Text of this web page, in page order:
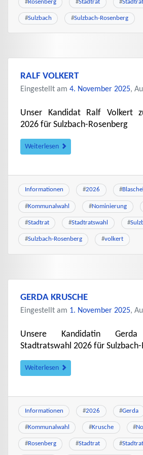
#Rosenberg #Stadtrat #
#Sulzbach #Sulzbach-Rosenberg
RALF VOLKERT
Eingestellt am 4. November 2025,
Unser Kandidat Ralf Volkert
2026 für Sulzbach-Rosenberg
Weiterlesen
Informationen #2026 #
#Kommunalwahl #Nominierung
#Stadtrat #Stadtratswahl #
#Sulzbach-Rosenberg #volkert
GERDA KRUSCHE
Eingestellt am 1. November 2025,
Unsere Kandidatin
Stadtratswahl 2026 für Sulzbach-
Weiterlesen
Informationen #2026 #Gerda
#Kommunalwahl #Krusche #
#Rosenberg #Stadtrat #